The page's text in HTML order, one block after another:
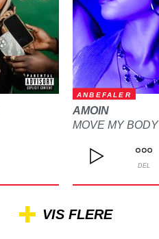
ANBEFALER
AMOIN
MOVE MY BODY
DEL
VIS FLERE